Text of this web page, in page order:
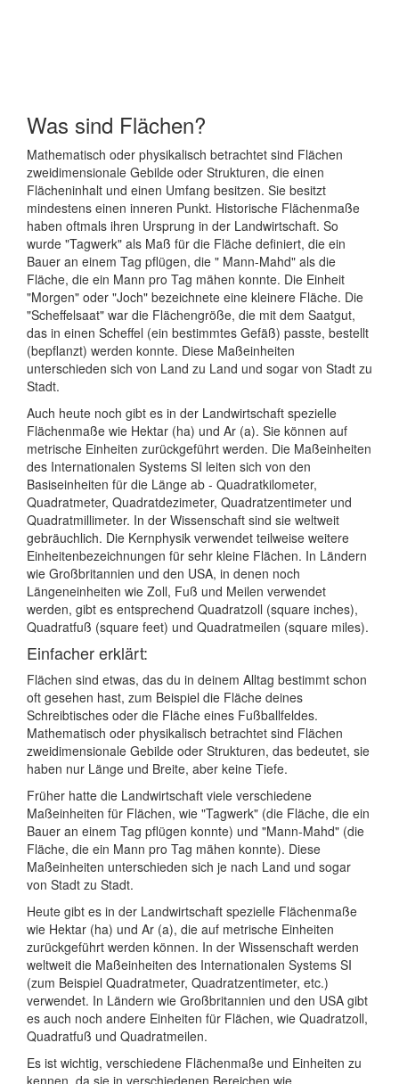
Was sind Flächen?
Mathematisch oder physikalisch betrachtet sind Flächen
zweidimensionale Gebilde oder Strukturen, die einen
Flächeninhalt und einen Umfang besitzen. Sie besitzt
mindestens einen inneren Punkt. Historische Flächenmaße
haben oftmals ihren Ursprung in der Landwirtschaft. So
wurde "Tagwerk" als Maß für die Fläche definiert, die ein
Bauer an einem Tag pflügen, die " Mann-Mahd" als die
Fläche, die ein Mann pro Tag mähen konnte. Die Einheit
"Morgen" oder "Joch" bezeichnete eine kleinere Fläche. Die
"Scheffelsaat" war die Flächengröße, die mit dem Saatgut,
das in einen Scheffel (ein bestimmtes Gefäß) passte, bestellt
(bepflanzt) werden konnte. Diese Maßeinheiten
unterschieden sich von Land zu Land und sogar von Stadt zu
Stadt.
Auch heute noch gibt es in der Landwirtschaft spezielle
Flächenmaße wie Hektar (ha) und Ar (a). Sie können auf
metrische Einheiten zurückgeführt werden. Die Maßeinheiten
des Internationalen Systems SI leiten sich von den
Basiseinheiten für die Länge ab - Quadratkilometer,
Quadratmeter, Quadratdezimeter, Quadratzentimeter und
Quadratmillimeter. In der Wissenschaft sind sie weltweit
gebräuchlich. Die Kernphysik verwendet teilweise weitere
Einheitenbezeichnungen für sehr kleine Flächen. In Ländern
wie Großbritannien und den USA, in denen noch
Längeneinheiten wie Zoll, Fuß und Meilen verwendet
werden, gibt es entsprechend Quadratzoll (square inches),
Quadratfuß (square feet) und Quadratmeilen (square miles).
Einfacher erklärt:
Flächen sind etwas, das du in deinem Alltag bestimmt schon
oft gesehen hast, zum Beispiel die Fläche deines
Schreibtisches oder die Fläche eines Fußballfeldes.
Mathematisch oder physikalisch betrachtet sind Flächen
zweidimensionale Gebilde oder Strukturen, das bedeutet, sie
haben nur Länge und Breite, aber keine Tiefe.
Früher hatte die Landwirtschaft viele verschiedene
Maßeinheiten für Flächen, wie "Tagwerk" (die Fläche, die ein
Bauer an einem Tag pflügen konnte) und "Mann-Mahd" (die
Fläche, die ein Mann pro Tag mähen konnte). Diese
Maßeinheiten unterschieden sich je nach Land und sogar
von Stadt zu Stadt.
Heute gibt es in der Landwirtschaft spezielle Flächenmaße
wie Hektar (ha) und Ar (a), die auf metrische Einheiten
zurückgeführt werden können. In der Wissenschaft werden
weltweit die Maßeinheiten des Internationalen Systems SI
(zum Beispiel Quadratmeter, Quadratzentimeter, etc.)
verwendet. In Ländern wie Großbritannien und den USA gibt
es auch noch andere Einheiten für Flächen, wie Quadratzoll,
Quadratfuß und Quadratmeilen.
Es ist wichtig, verschiedene Flächenmaße und Einheiten zu
kennen, da sie in verschiedenen Bereichen wie